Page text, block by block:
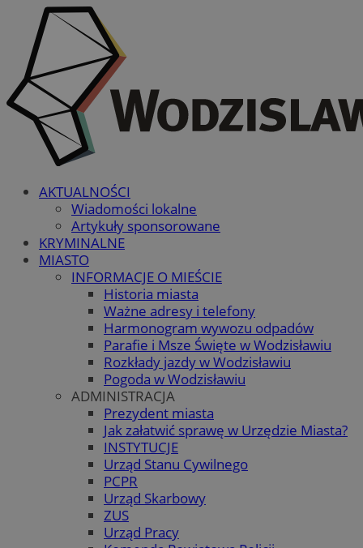
AKTUALNOŚCI
Wiadomości lokalne
Artykuły sponsorowane
KRYMINALNE
MIASTO
INFORMACJE O MIEŚCIE
Historia miasta
Ważne adresy i telefony
Harmonogram wywozu odpadów
Parafie i Msze Święte w Wodzisławiu
Rozkłady jazdy w Wodzisławiu
Pogoda w Wodzisławiu
ADMINISTRACJA
Prezydent miasta
Jak załatwić sprawę w Urzędzie Miasta?
INSTYTUCJE
Urząd Stanu Cywilnego
PCPR
Urząd Skarbowy
ZUS
Urząd Pracy